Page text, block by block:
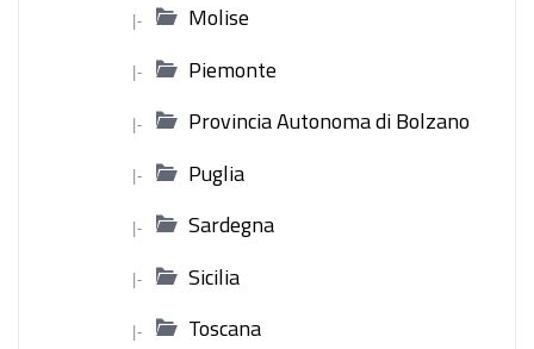
|- Molise
|- Piemonte
|- Provincia Autonoma di Bolzano
|- Puglia
|- Sardegna
|- Sicilia
|- Toscana